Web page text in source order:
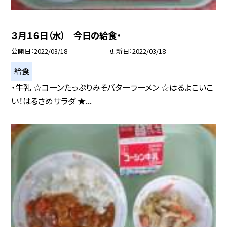
３月１６日（水） 今日の給食・
公開日 2022/03/18 更新日 2022/03/18
給食
・牛乳 ☆コーンたっぷりみそバターラーメン ☆はるよこいこ
い！はるさめサラダ ★...